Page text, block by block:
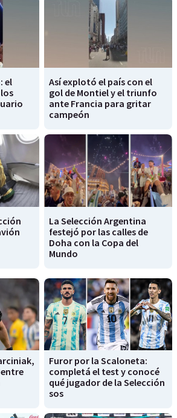
el
Así explotó el país con el
gol de Montiel y el triunfo
ante Francia para gritar
campeón
La Selección Argentina
festejó por las calles de
Doha con la Copa del
Mundo
Furor por la Scaloneta:
completá el test y conocé
qué jugador de la Selección
sos